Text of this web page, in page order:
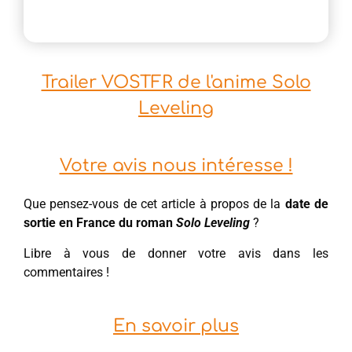
Trailer VOSTFR de l'anime Solo
Leveling
Votre avis nous intéresse !
Que pensez-vous de cet article à propos de la date de
sortie en France du roman Solo Leveling ?
Libre à vous de donner votre avis dans les
commentaires !
En savoir plus